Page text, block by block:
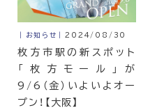
｜お知らせ｜2024/08/30
枚方市駅の新スポット
「枚方モール」が
9/6（金）いよいよオー
プン！【大阪】